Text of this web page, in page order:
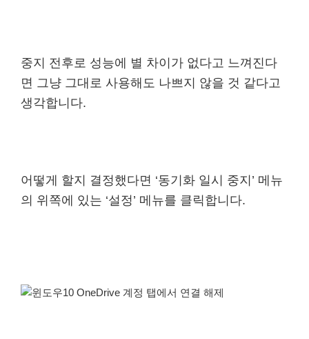
중지 전후로 성능에 별 차이가 없다고 느껴진다
면 그냥 그대로 사용해도 나쁘지 않을 것 같다고
생각합니다.
어떻게 할지 결정했다면 ‘동기화 일시 중지’ 메뉴
의 위쪽에 있는 ‘설정’ 메뉴를 클릭합니다.